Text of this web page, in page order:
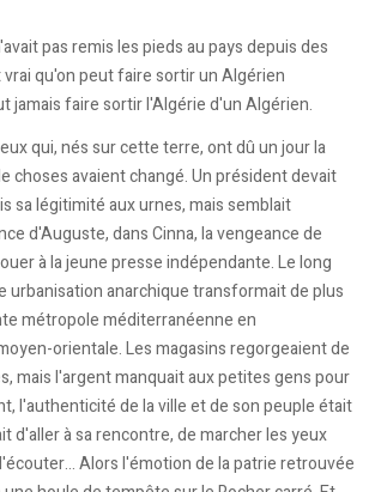
pas remis les pieds au pays depuis des
qu'on peut faire sortir un Algérien
jamais faire sortir l'Algérie d'un Algérien.
qui, nés sur cette terre, ont dû un jour la
choses avaient changé. Un président devait
sa légitimité aux urnes, mais semblait
d'Auguste, dans Cinna, la vengeance de
à la jeune presse indépendante. Le long
urbanisation anarchique transformait de plus
métropole méditerranéenne en
orientale. Les magasins regorgeaient de
mais l'argent manquait aux petites gens pour
l'authenticité de la ville et de son peuple était
d'aller à sa rencontre, de marcher les yeux
Alors l'émotion de la patrie retrouvée